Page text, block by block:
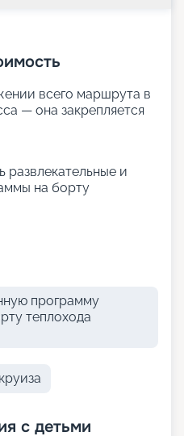
всего маршрута в
— она закрепляется
и
на борту
программу
теплохода
с детьми